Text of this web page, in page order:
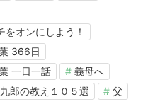
オンにしよう！
366日
一日一話
義母へ
郎の教え１０５選
父